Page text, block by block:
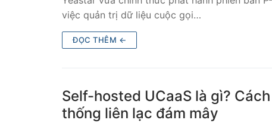
việc quản trị dữ liệu cuộc gọi…
ĐỌC THÊM ←
Self-hosted UCaaS là gì?
thống liên lạc đám mây